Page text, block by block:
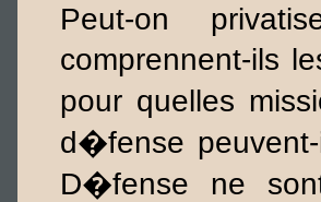
Peut-on
comprennent-ils
pour quelles
d�fense
D�fense ne